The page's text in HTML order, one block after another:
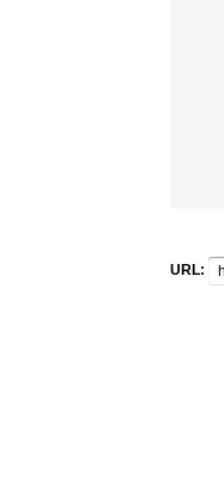
URL: